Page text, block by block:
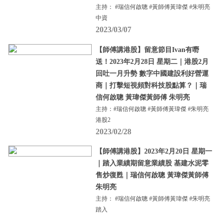
主持： #瑞信何啟聰 #黃師傅黃瑋傑 #朱明亮
中資
2023/03/07
【師傅講港股】留意節目Ivan有嘢
送！2023年2月28日 星期二｜港股2月
回吐一月升勢 數字中國建設利好營運
商｜打擊短視頻對科技股點算？｜瑞
信何啟聰 黃瑋傑黃師傅 朱明亮
主持：#瑞信何啟聰 #黃師傅黃瑋傑 #朱明亮
港股2
2023/02/28
【師傅講港股】2023年2月20日 星期一
｜踏入業績期留意業績股 基建水泥零
售炒復甦｜瑞信何啟聰 黃瑋傑黃師傅
朱明亮
主持： #瑞信何啟聰 #黃師傅黃瑋傑 #朱明亮
踏入